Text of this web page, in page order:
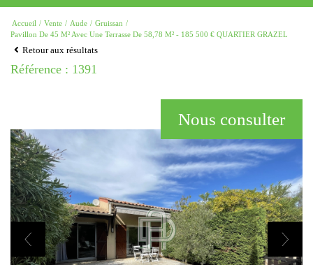
Accueil Vente Aude
Gruissan
Pavillon De 45 M² Avec Une Terrasse De 58,78 M² - 185 500 € QUARTIER GRAZEL
Retour aux résultats
Référence : 1391
Nous consulter